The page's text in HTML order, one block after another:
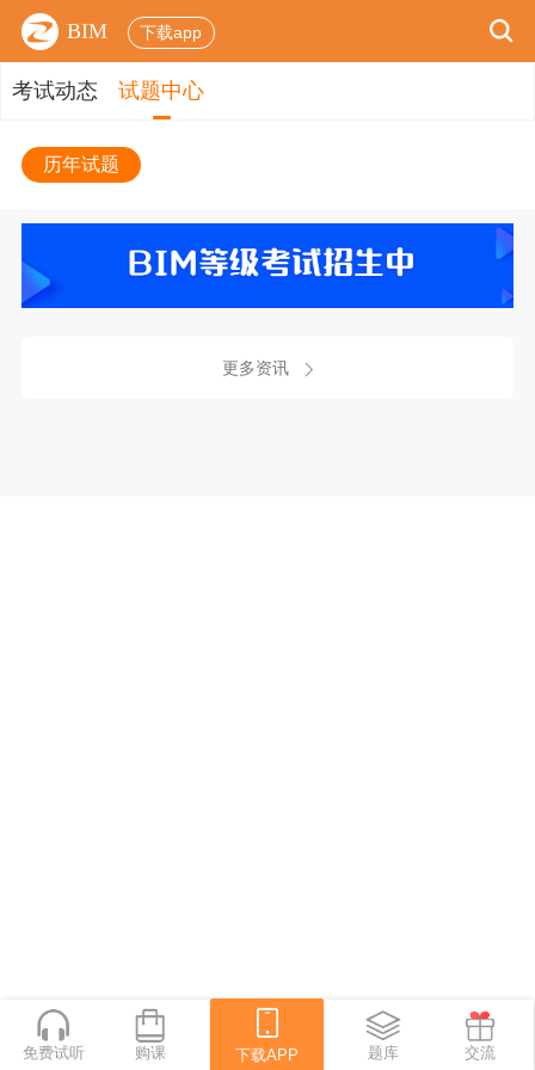
BIM 下载app
考试动态 试题中心
历年试题
更多资讯
下载APP
免费试听 购课 下载APP 题库 交流